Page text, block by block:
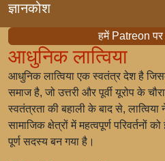
ज्ञानकोश
हमें Patreon पर
आधुनिक लात्विया
आधुनिक लात्विया एक स्वतंत्र देश है
समाज है, जो उत्तरी और पूर्वी यूरोप के
स्वतंत्रता की बहाली के बाद से,
सामाजिक क्षेत्रों में महत्वपूर्ण परिवर्तनों
पूर्ण सदस्य बन गया है।